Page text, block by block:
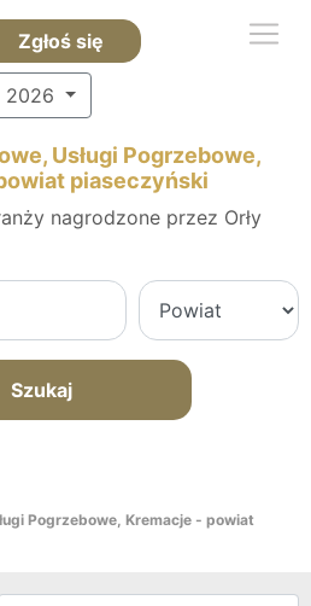
Zgłoś się
2026
Usługi Pogrzebowe,
piaseczyński
nagrodzone przez Orły
Szukaj
Pogrzebowe, Kremacje - powiat